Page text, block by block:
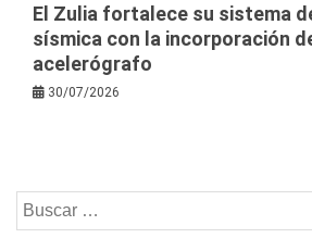
El Zulia fortalece su sistema
sísmica con la incorporación
acelerógrafo
30/07/2026
Buscar: